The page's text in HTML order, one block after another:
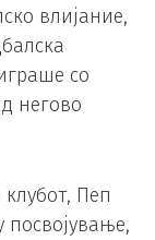
влијание,
со
негово
Пеп
посвојување,